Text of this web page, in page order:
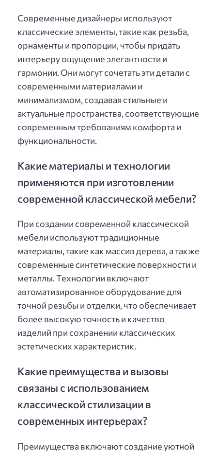
Современные дизайнеры используют
классические элементы, такие как резьба,
орнаменты и пропорции, чтобы придать
интерьеру ощущение элегантности и
гармонии. Они могут сочетать эти детали с
современными материалами и
минимализмом, создавая стильные и
актуальные пространства, соответствующие
современным требованиям комфорта и
функциональности.
Какие материалы и технологии
применяются при изготовлении
современной классической мебели?
При создании современной классической
мебели используют традиционные
материалы, такие как массив дерева, а также
современные синтетические поверхности и
металлы. Технологии включают
автоматизированное оборудование для
точной резьбы и отделки, что обеспечивает
более высокую точность и качество
изделий при сохранении классических
эстетических характеристик.
Какие преимущества и вызовы
связаны с использованием
классической стилизации в
современных интерьерах?
Преимущества включают создание уютной